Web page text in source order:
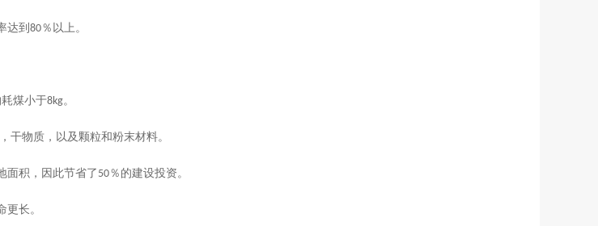
达到 80％以上。
煤小于8kg。
干物质，以及颗粒和粉末材料。
面积，因此节省了 50％的建设投资。
更长。